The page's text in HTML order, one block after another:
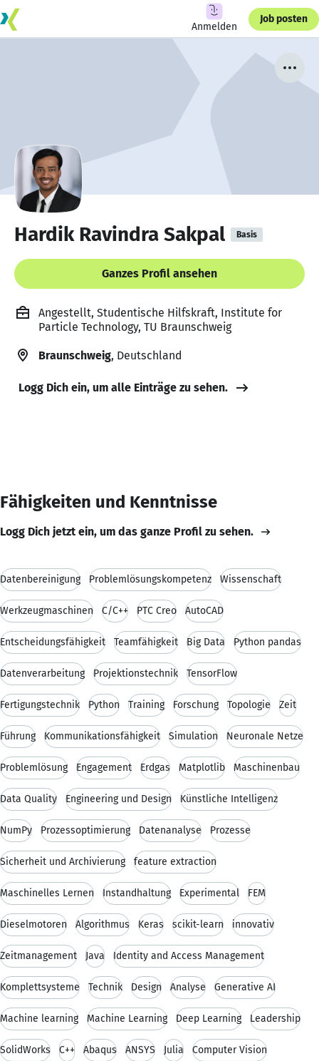
Anmelden
Job posten
Hardik Ravindra Sakpal Basis
Ganzes Profil ansehen
Angestellt, Studentische Hilfskraft, Institute for
Particle Technology, TU Braunschweig
Braunschweig, Deutschland
Logg Dich ein, um alle Einträge zu sehen.
Fähigkeiten und Kenntnisse
Logg Dich jetzt ein, um das ganze Profil zu sehen.
Datenbereinigung Problemlösungskompetenz Wissenschaft
Werkzeugmaschinen C/C++ PTC Creo AutoCAD
Entscheidungsfähigkeit Teamfähigkeit Big Data Python pandas
Datenverarbeitung Projektionstechnik TensorFlow
Fertigungstechnik Python Training Forschung Topologie Zeit
Führung Kommunikationsfähigkeit Simulation Neuronale Netze
Problemlösung Engagement Erdgas Matplotlib Maschinenbau
Data Quality Engineering und Design Künstliche Intelligenz
NumPy Prozessoptimierung Datenanalyse Prozesse
Sicherheit und Archivierung feature extraction
Maschinelles Lernen Instandhaltung Experimental FEM
Dieselmotoren Algorithmus Keras scikit-learn innovativ
Zeitmanagement Java Identity and Access Management
Komplettsysteme Technik Design Analyse Generative AI
Machine learning Machine Learning Deep Learning Leadership
SolidWorks C++ Abaqus ANSYS Julia Computer Vision